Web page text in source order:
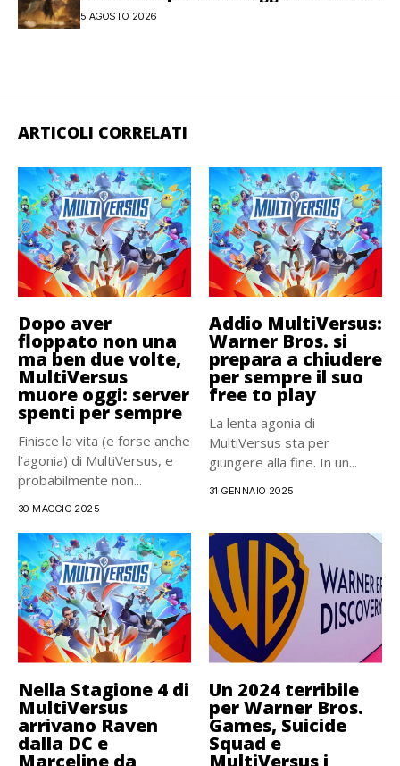
of Reincarnation
5 AGOSTO 2026
ARTICOLI CORRELATI
Dopo aver
floppato non una
ma ben due volte,
MultiVersus
muore oggi: server
spenti per sempre
Finisce la vita (e forse anche
l’agonia) di MultiVersus, e
probabilmente non...
30 MAGGIO 2025
Addio MultiVersus:
Warner Bros. si
prepara a chiudere
per sempre il suo
free to play
La lenta agonia di
MultiVersus sta per
giungere alla fine. In un...
31 GENNAIO 2025
Nella Stagione 4 di
MultiVersus
arrivano Raven
dalla DC e
Marceline da
Un 2024 terribile
per Warner Bros.
Games, Suicide
Squad e
MultiVersus i